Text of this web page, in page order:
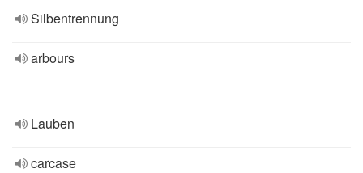
Silbentrennung
arbours
Lauben
carcase